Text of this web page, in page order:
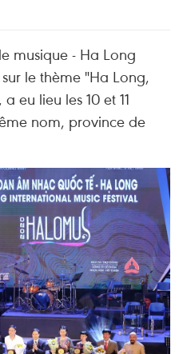
musique - Ha Long
le thème "Ha Long,
eu lieu les 10 et 11
nom, province de